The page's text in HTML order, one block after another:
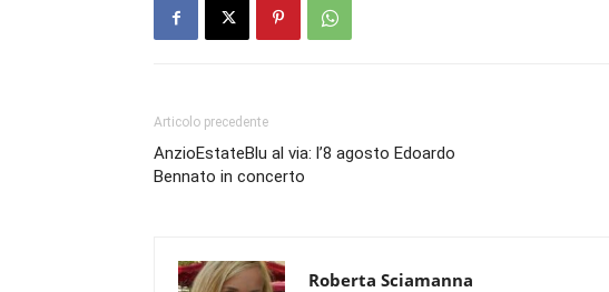
Articolo precedente
AnzioEstateBlu al via: l’8 agosto Edoardo
Bennato in concerto
Roberta Sciamanna